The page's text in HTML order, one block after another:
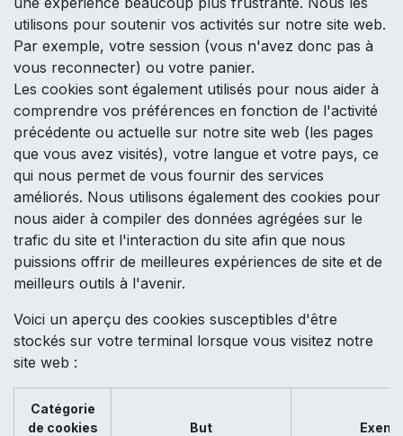
utilisons pour soutenir vos activités sur notre site web.
Par exemple, votre session (vous n'avez donc pas à
vous reconnecter) ou votre panier.
Les cookies sont également utilisés pour nous aider à
comprendre vos préférences en fonction de l'activité
précédente ou actuelle sur notre site web (les pages
que vous avez visités), votre langue et votre pays, ce
qui nous permet de vous fournir des services
améliorés. Nous utilisons également des cookies pour
nous aider à compiler des données agrégées sur le
trafic du site et l'interaction du site afin que nous
puissions offrir de meilleures expériences de site et de
meilleurs outils à l'avenir.
Voici un aperçu des cookies susceptibles d'être
stockés sur votre terminal lorsque vous visitez notre
site web :
Catégorie
de cookies
But